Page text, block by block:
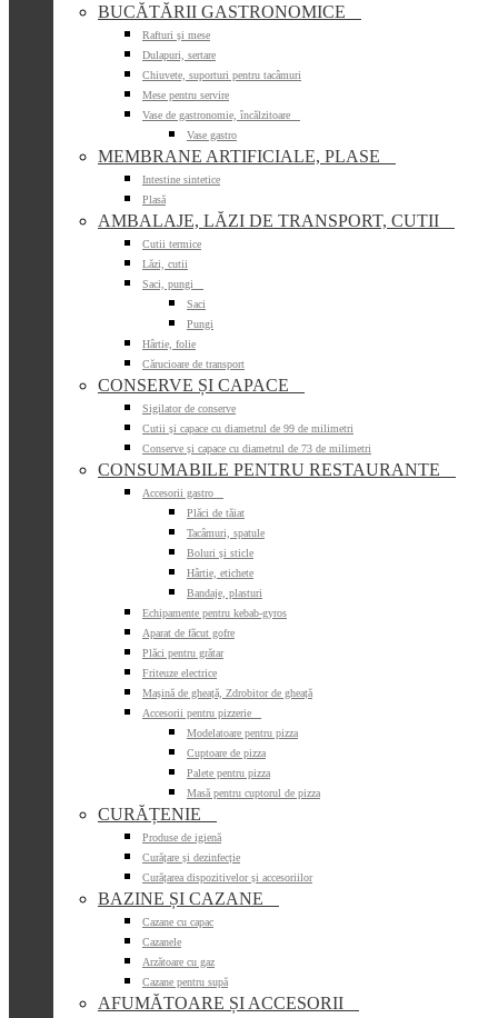
BUCĂTĂRII GASTRONOMICE
Rafturi și mese
Dulapuri, sertare
Chiuvete, suporturi pentru tacâmuri
Mese pentru servire
Vase de gastronomie, încălzitoare
Vase gastro
MEMBRANE ARTIFICIALE, PLASE
Intestine sintetice
Plasă
AMBALAJE, LĂZI DE TRANSPORT, CUTII
Cutii termice
Lăzi, cutii
Saci, pungi
Saci
Pungi
Hârtie, folie
Cărucioare de transport
CONSERVE ȘI CAPACE
Sigilator de conserve
Cutii și capace cu diametrul de 99 de milimetri
Conserve și capace cu diametrul de 73 de milimetri
CONSUMABILE PENTRU RESTAURANTE
Accesorii gastro
Plăci de tăiat
Tacâmuri, spatule
Boluri și sticle
Hârtie, etichete
Bandaje, plasturi
Echipamente pentru kebab-gyros
Aparat de făcut gofre
Plăci pentru grătar
Friteuze electrice
Mașină de gheață, Zdrobitor de gheață
Accesorii pentru pizzerie
Modelatoare pentru pizza
Cuptoare de pizza
Palete pentru pizza
Masă pentru cuptorul de pizza
CURĂȚENIE
Produse de igienă
Curățare și dezinfecție
Curățarea dispozitivelor și accesoriilor
BAZINE ȘI CAZANE
Cazane cu capac
Cazanele
Arzătoare cu gaz
Cazane pentru supă
AFUMĂTOARE ȘI ACCESORII